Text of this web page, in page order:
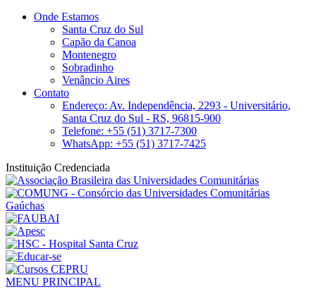
Onde Estamos
Santa Cruz do Sul
Capão da Canoa
Montenegro
Sobradinho
Venâncio Aires
Contato
Endereço: Av. Independência, 2293 - Universitário,
Santa Cruz do Sul - RS, 96815-900
Telefone: +55 (51) 3717-7300
WhatsApp: +55 (51) 3717-7425
Instituição Credenciada
MENU PRINCIPAL